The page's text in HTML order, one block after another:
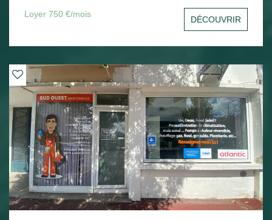
Loyer 750 €/mois
DÉCOUVRIR